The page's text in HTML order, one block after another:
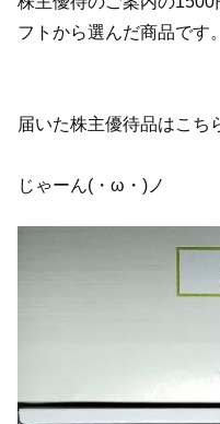
フトから選んだ商品です。
届いた株主優待品はこち
じゃーん(・ω・)ノ